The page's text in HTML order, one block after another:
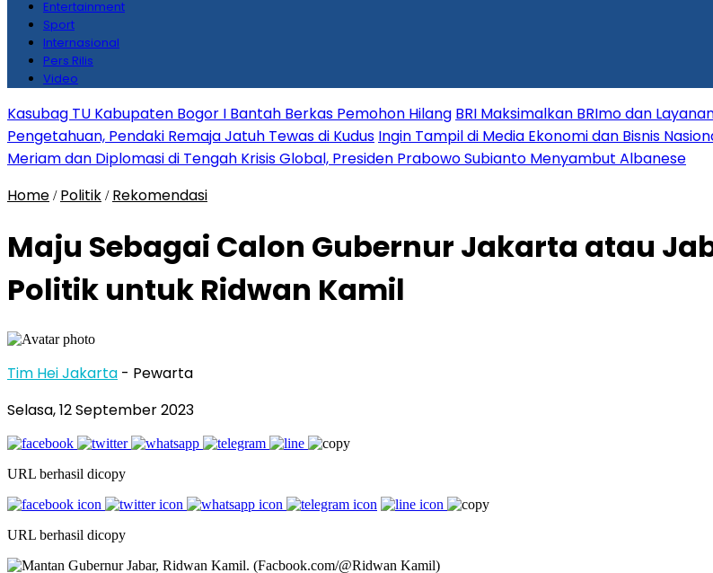
Entertainment
Sport
Internasional
Pers Rilis
Video
Kasubag TU Kabupaten Bogor I Bantah Berkas Pemohon Hilang BRI Maksimalkan BRImo dan
Pengetahuan, Pendaki Remaja Jatuh Tewas di Kudus Ingin Tampil di Media Ekonomi dan Bisnis
Meriam dan Diplomasi di Tengah Krisis Global, Presiden Prabowo Subianto Menyambut Albanese
Home / Politik / Rekomendasi
Maju Sebagai Calon Gubernur Jakarta atau
Politik untuk Ridwan Kamil
Tim Hei Jakarta - Pewarta
Selasa, 12 September 2023
URL berhasil dicopy
URL berhasil dicopy